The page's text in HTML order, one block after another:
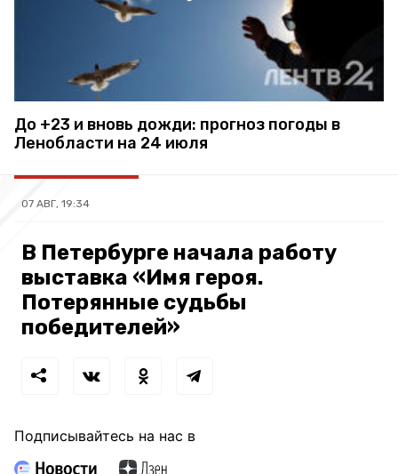
До +23 и вновь дожди: прогноз погоды в
Ленобласти на 24 июля
07 АВГ, 19:34
В Петербурге начала работу
выставка «Имя героя.
Потерянные судьбы
победителей»
Подписывайтесь на нас в